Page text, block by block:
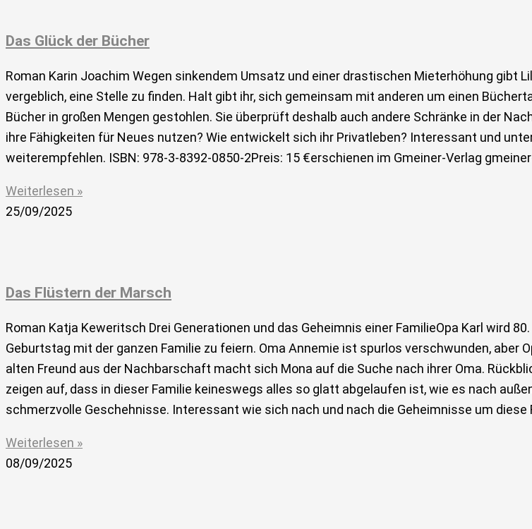
Das Glück der Bücher
Roman Karin Joachim Wegen sinkendem Umsatz und einer drastischen Mieterhöhung gibt
vergeblich, eine Stelle zu finden. Halt gibt ihr, sich gemeinsam mit anderen um einen
Bücher in großen Mengen gestohlen. Sie überprüft deshalb auch andere Schränke in der
ihre Fähigkeiten für Neues nutzen? Wie entwickelt sich ihr Privatleben? Interessant und
weiterempfehlen. ISBN: 978-3-8392-0850-2Preis: 15 €erschienen im Gmeiner-Verlag
Weiterlesen »
25/09/2025
Das Flüstern der Marsch
Roman Katja Keweritsch Drei Generationen und das Geheimnis einer FamilieOpa Karl wird
Geburtstag mit der ganzen Familie zu feiern. Oma Annemie ist spurlos verschwunden, aber
alten Freund aus der Nachbarschaft macht sich Mona auf die Suche nach ihrer Oma.
zeigen auf, dass in dieser Familie keineswegs alles so glatt abgelaufen ist, wie es nach
schmerzvolle Geschehnisse. Interessant wie sich nach und nach die Geheimnisse um diese
Weiterlesen »
08/09/2025